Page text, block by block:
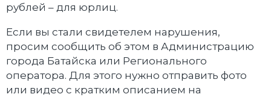
рублей – для юрлиц.
Если вы стали свидетелем нарушения,
просим сообщить об этом в Администрацию
города Батайска или Регионального
оператора. Для этого нужно отправить фото
или видео с кратким описанием на